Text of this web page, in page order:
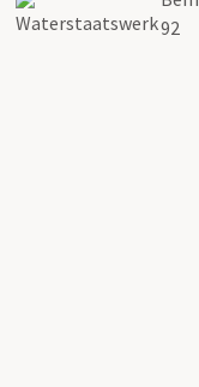
92